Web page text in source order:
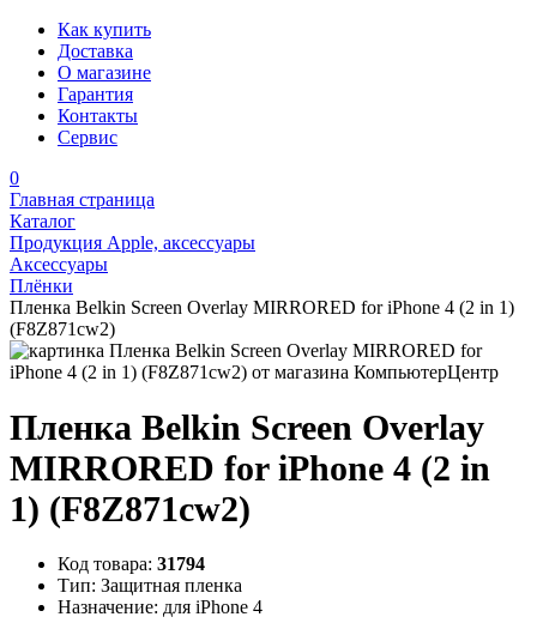
Как купить
Доставка
О магазине
Гарантия
Контакты
Сервис
0
Главная страница
Каталог
Продукция Apple, аксессуары
Аксессуары
Плёнки
Пленка Belkin Screen Overlay MIRRORED for iPhone 4 (2 in 1)
(F8Z871cw2)
Пленка Belkin Screen Overlay
MIRRORED for iPhone 4 (2 in
1) (F8Z871cw2)
Код товара: 31794
Тип: Защитная пленка
Назначение: для iPhone 4